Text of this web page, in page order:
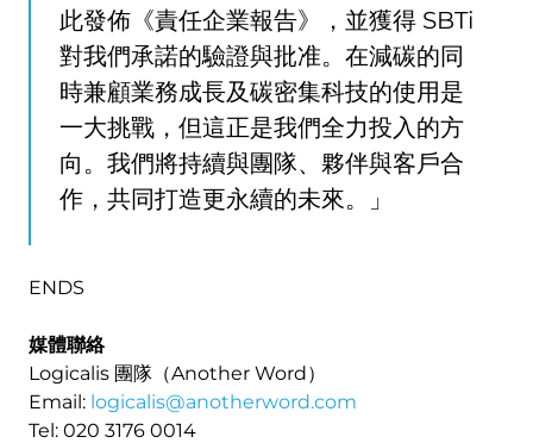
此發佈《責任企業報告》，並獲得 SBTi
對我們承諾的驗證與批准。在減碳的同
時兼顧業務成長及碳密集科技的使用是
一大挑戰，但這正是我們全力投入的方
向。我們將持續與團隊、夥伴與客戶合
作，共同打造更永續的未來。」
ENDS
媒體聯絡
Logicalis 團隊（Another Word）
Email: logicalis@anotherword.com
Tel: 020 3176 0014